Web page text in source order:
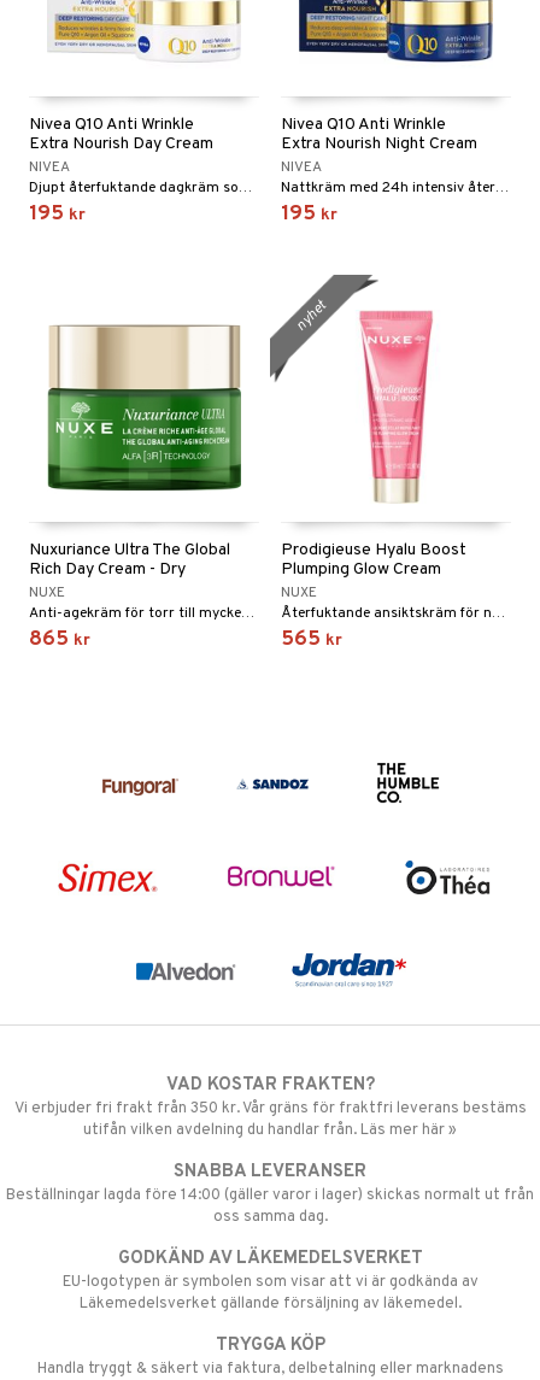
Nivea Q10 Anti Wrinkle
Extra Nourish Day Cream
NIVEA
Djupt återfuktande dagkräm som stramar upp ansiktskonturer och slapp hud
195 kr
Nivea Q10 Anti Wrinkle
Extra Nourish Night Cream
NIVEA
Nattkräm med 24h intensiv återfuktning
195 kr
Nuxuriance Ultra The Global
Rich Day Cream - Dry
NUXE
Anti-agekräm för torr till mycket torr hud från Nuxe
865 kr
Prodigieuse Hyalu Boost
Plumping Glow Cream
NUXE
Återfuktande ansiktskräm för normal till torr hud som ger extra glow
565 kr
nyhet
VAD KOSTAR FRAKTEN?
Vi erbjuder fri frakt från 350 kr. Vår gräns för fraktfri leverans bestäms
utifån vilken avdelning du handlar från. Läs mer här »
SNABBA LEVERANSER
Beställningar lagda före 14:00 (gäller varor i lager) skickas normalt ut från
oss samma dag.
GODKÄND AV LÄKEMEDELSVERKET
EU-logotypen är symbolen som visar att vi är godkända av
Läkemedelsverket gällande försäljning av läkemedel.
TRYGGA KÖP
Handla tryggt & säkert via faktura, delbetalning eller marknadens